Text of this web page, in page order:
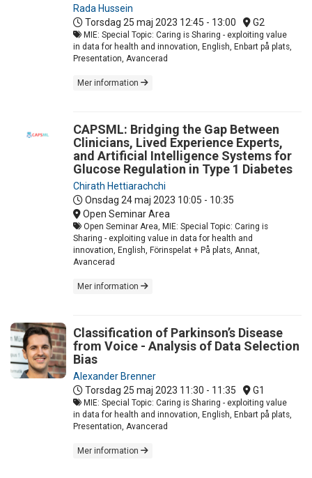
Rada Hussein
Torsdag 25 maj 2023 12:45 - 13:00 G2
MIE: Special Topic: Caring is Sharing - exploiting value
in data for health and innovation, English, Enbart på plats,
Presentation, Avancerad
Mer information
CAPSML: Bridging the Gap Between
Clinicians, Lived Experience Experts,
and Artificial Intelligence Systems for
Glucose Regulation in Type 1 Diabetes
Chirath Hettiarachchi
Onsdag 24 maj 2023 10:05 - 10:35
Open Seminar Area
Open Seminar Area, MIE: Special Topic: Caring is
Sharing - exploiting value in data for health and
innovation, English, Förinspelat + På plats, Annat,
Avancerad
Mer information
Classification of Parkinson’s Disease
from Voice - Analysis of Data Selection
Bias
Alexander Brenner
Torsdag 25 maj 2023 11:30 - 11:35 G1
MIE: Special Topic: Caring is Sharing - exploiting value
in data for health and innovation, English, Enbart på plats,
Presentation, Avancerad
Mer information